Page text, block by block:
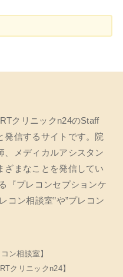
クリニックn24のStaff
発信するサイトです。院
、メディカルアシスタン
ざまなことを発信してい
『プレコンセプションケ
コン相談室”や”プレコン
ン相談室】
クリニックn24】